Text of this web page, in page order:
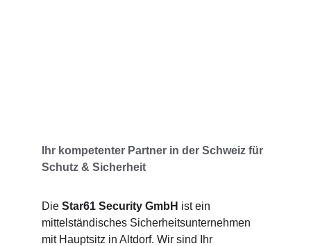
Ihr kompetenter Partner in der Schweiz für
Schutz & Sicherheit
Die Star61 Security GmbH ist ein
mittelständisches Sicherheitsunternehmen
mit Hauptsitz in Altdorf. Wir sind Ihr